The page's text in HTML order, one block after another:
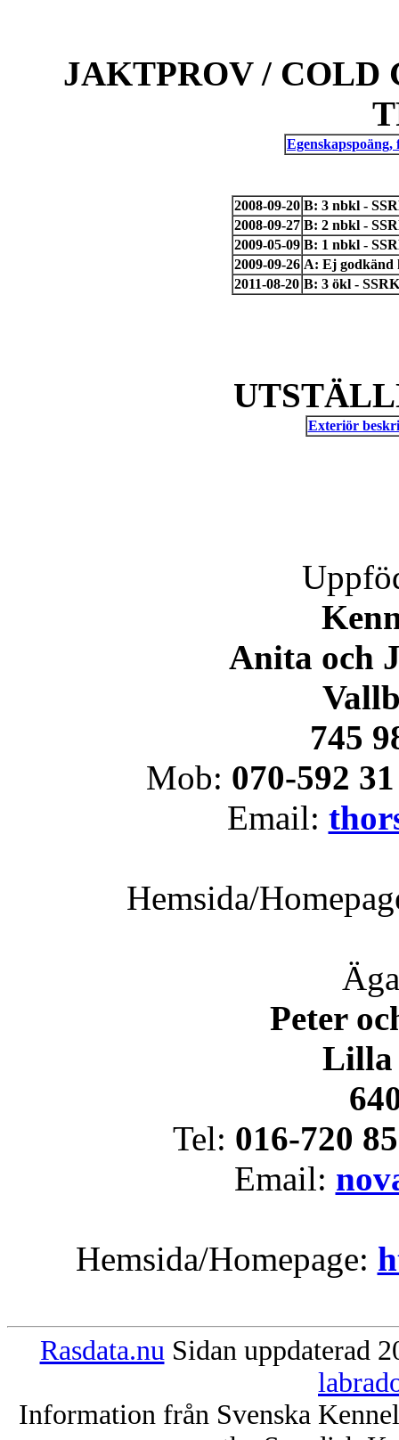
JAKTPROV / COLD
2008-09-20 B: 3 nbkl -
2008-09-27 B: 2 nbkl -
2009-05-09 B: 1 nbkl -
2009-09-26 A: Ej godkänd
2011-08-20 B: 3 ökl -
Exteriör
Anita och
745
Mob: 070-592
Email:
Hemsida/
Peter
Lilla
Tel: 016-720 85
Email:
Hemsida/Homepage:
Rasdata.nu Sidan uppdaterad
Information från Svenska